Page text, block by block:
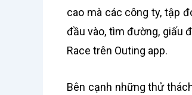
cao mà các công ty, tập
đầu vào, tìm đường, giấu
Race trên Outing app.
Bên cạnh những thử